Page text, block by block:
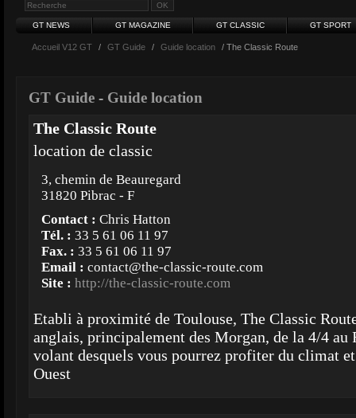
GT NEWS GT MAGAZINE GT CLASSIC GT SPORT
Accueil V12 GT / GT Guide / Guide location / The Classic Route
GT Guide - Guide location
The Classic Route
location de classic
3, chemin de Beauregard
31820 Pibrac - F
Contact : Chris Hatton
Tél. : 33 5 61 06 11 97
Fax. : 33 5 61 06 11 97
Email : contact@the-classic-route.com
Site : http://the-classic-route.com
Etabli à proximité de Toulouse, The Classic
anglais, principalement des Morgan, de la 4/4 au
volant desquels vous pourrez profiter du climat et
Ouest